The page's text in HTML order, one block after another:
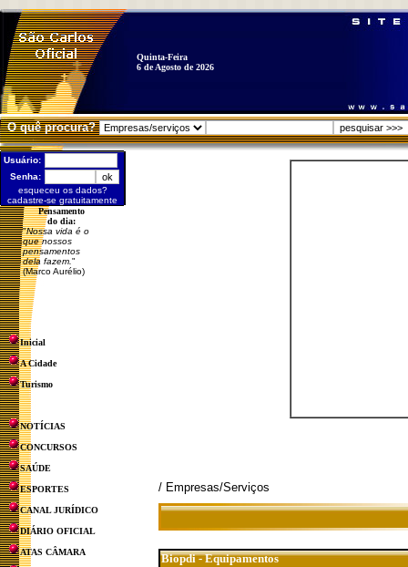
Quinta-Feira
6 de Agosto de 2026
O quê procura?
Usuário:
Senha:
esqueceu os dados?
cadastre-se gratuitamente
Pensamento
do dia:
"Nossa vida é o
que nossos
pensamentos
dela fazem. "
(Marco Aurélio)
Inicial
A Cidade
Turismo
NOTÍCIAS
CONCURSOS
SAÚDE
ESPORTES
CANAL JURÍDICO
DIÁRIO OFICIAL
ATAS CÂMARA
/ Empresas/Serviços
Biopdi - Equipamentos